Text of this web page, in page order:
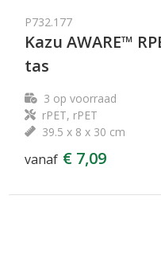
P732.177
Kazu AWARE™
tas
3 op voorraad
rPET, rPET
39.5 x 8 x 30 cm
vanaf € 7,09